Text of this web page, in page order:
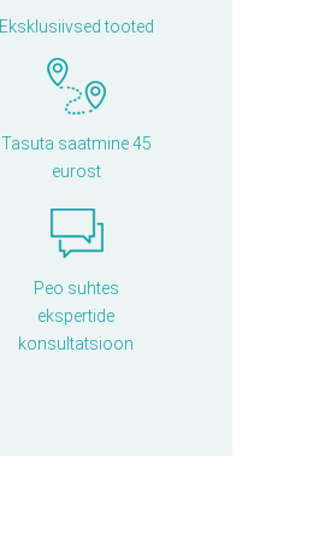
Eksklusiivsed tooted
Tasuta saatmine 45
eurost
Peo suhtes
ekspertide
konsultatsioon